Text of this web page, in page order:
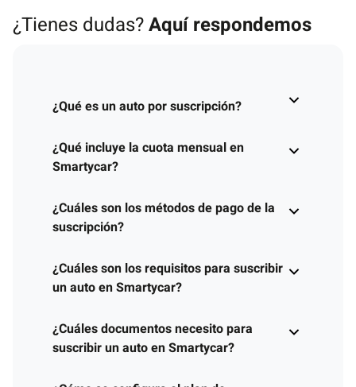
¿Tienes dudas?Aquí respondemos
¿Qué es un auto por suscripción?
¿Qué incluye la cuota mensual en
Smartycar?
¿Cuáles son los métodos de pago de la
suscripción?
¿Cuáles son los requisitos para suscribir
un auto en Smartycar?
¿Cuáles documentos necesito para
suscribir un auto en Smartycar?